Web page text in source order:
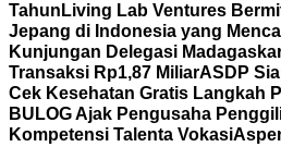
Tahun Living Lab Ventures
Jepang di Indonesia yang
Kunjungan Delegasi
Transaksi Rp1,87 MiliarASDP
Cek Kesehatan Gratis Langkah
BULOG Ajak Pengusaha
Kompetensi Talenta Vokasi